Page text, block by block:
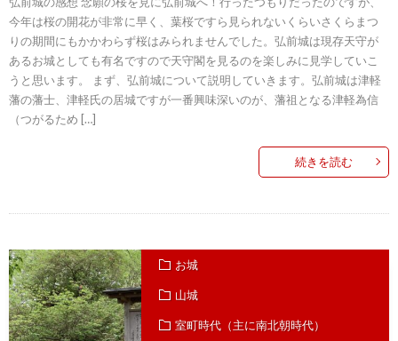
今年は桜の開花が非常に早く、葉桜ですら見られないくらいさくらまつ
りの期間にもかかわらず桜はみられませんでした。弘前城は現存天守が
あるお城としても有名ですので天守閣を見るのを楽しみに見学していこ
うと思います。 まず、弘前城について説明していきます。弘前城は津軽
藩の藩士、津軽氏の居城ですが一番興味深いのが、藩祖となる津軽為信
（つがるため […]
続きを読む
お城
山城
室町時代（主に南北朝時代）